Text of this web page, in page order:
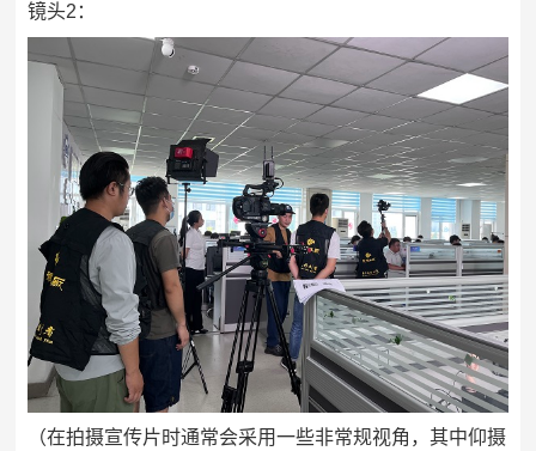
镜头2：
（在拍摄宣传片时通常会采用一些非常规视角，其中仰摄